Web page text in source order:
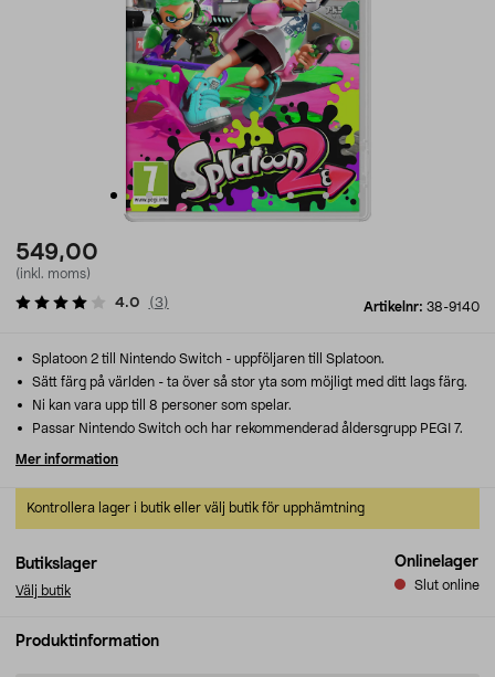
549,00
(inkl. moms)
Artikelnr: 38-9140
4.0 (3)
Butikslager
Välj butik
Onlinelager
Slut online
Kontrollera lager i butik eller välj butik för upphämtning
Splatoon 2 till Nintendo Switch - uppföljaren till Splatoon.
Sätt färg på världen - ta över så stor yta som möjligt med ditt lags färg.
Ni kan vara upp till 8 personer som spelar.
Passar Nintendo Switch och har rekommenderad åldersgrupp PEGI 7.
Mer information
Produktinformation